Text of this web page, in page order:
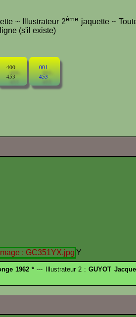
~ Illustrateur 2ème jaquette ~
(s'il existe)
400-
453
001-
453
Y
1962 * --- Illustrateur 2 :GUYOT